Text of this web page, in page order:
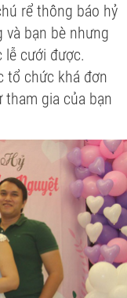
rể thông báo hỷ
và bạn bè nhưng
lễ cưới được.
tổ chức khá đơn
tham gia của bạn